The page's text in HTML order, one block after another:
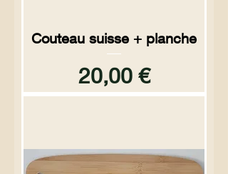
Couteau suisse + planche
Prix
20,00 €